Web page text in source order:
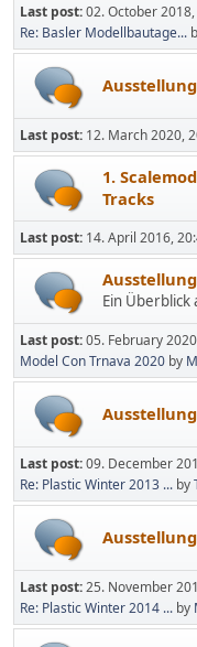
Last post:02. October
Re: Basler Modellbautage...
Last post: 12. March 2020,
1.
Tracks
Last post: 14. April 2016,
Ein Überblick
Last post:05. February
Model Con Trnava 2020 by
Last post:09. December
Re: Plastic Winter 2013 ... by
Last post:25. November
Re: Plastic Winter 2014 ... by